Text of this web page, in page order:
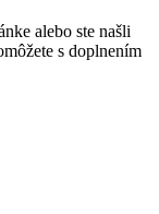
alebo ste našli
s doplnením